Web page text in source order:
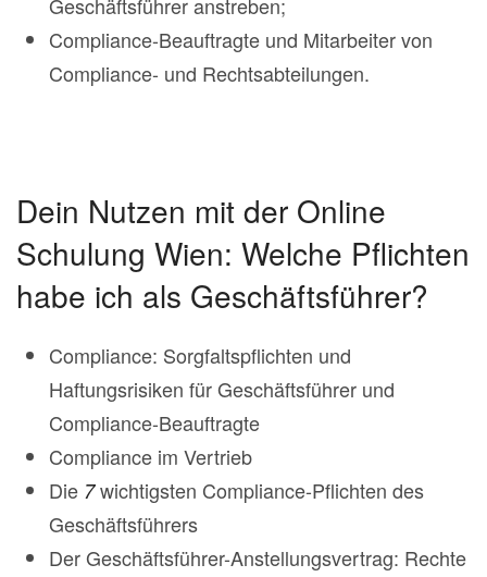
Compliance-Beauftragte und Mitarbeiter von
Compliance- und Rechtsabteilungen.
Dein Nutzen mit der Online
Schulung Wien: Welche Pflichten
habe ich als Geschäftsführer?
Compliance: Sorgfaltspflichten und
Haftungsrisiken für Geschäftsführer und
Compliance-Beauftragte
Compliance im Vertrieb
Die 7wichtigsten Compliance-Pflichten des
Geschäftsführers
Der Geschäftsführer-Anstellungsvertrag: Rechte